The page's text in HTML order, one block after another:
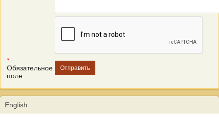
* -
Обязательное
поле
English